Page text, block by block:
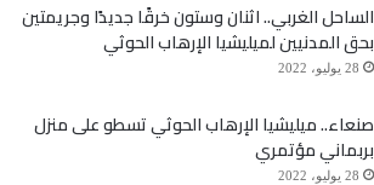
الساحل الغربي.. اثنان وستون خرقًا جديدًا وجريمتين
بحق المدنيين لميليشيا الإرهاب الحوثي
28 يوليو، 2022
صنعاء.. ميليشيا الإرهاب الحوثي تسطو على منزل
بربماني مؤتمري
28 يوليو، 2022